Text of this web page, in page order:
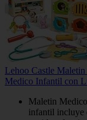
Lehoo Castle
Medico Infantil con
Maletin
infantil incluye